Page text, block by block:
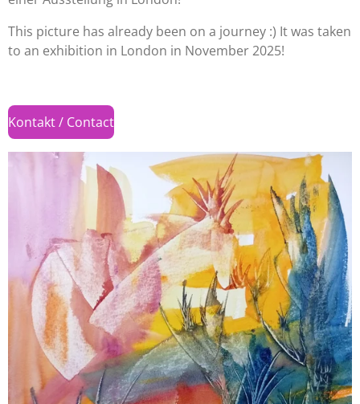
This picture has already been on a journey :) It was taken
to an exhibition in London in November 2025!
Kontakt / Contact